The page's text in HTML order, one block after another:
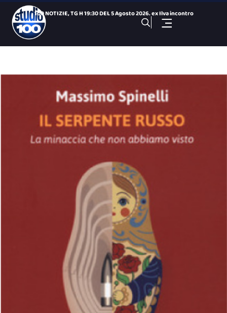
100 NOTIZIE, TG H 19:30 DEL 5 Agosto 2026. ex Ilva incontro
Dentro i Cantieri dei Giochi del Mediterraneo: centro tennis
Cominciano le operazioni di spegnimento dell’area a ca
Taranto 2026, arriva Romantika: si completa il Villaggio Med
100 NOTIZIE, TG SPORTIVO DEL 5 Agosto 2026. SS Taranto primo
Giochi del Mediterraneo: Conto alla Rovescia, puntata del 5
100 NOTIZIE, TG H 14:00 DEL 5 Agosto 2026. ex Ilva incontro
100 NOTIZIE, TG H 19:30 DEL 4 Agosto 2026. ex Ilva incontro